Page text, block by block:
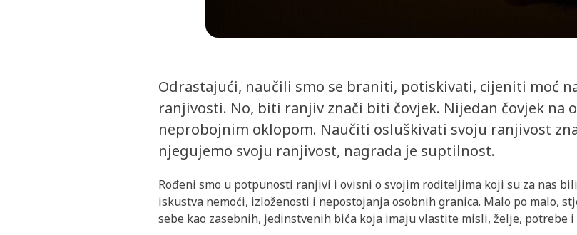
Odrastajući, naučili smo se braniti, potiskivati, cijeniti moć
ranjivosti. No, biti ranjiv znači biti čovjek. Nijedan čovjek na
neprobojnim oklopom. Naučiti osluškivati svoju ranjivost
njegujemo svoju ranjivost, nagrada je suptilnost.
Rođeni smo u potpunosti ranjivi i ovisni o svojim roditeljima koji su za nas
iskustva nemoći, izloženosti i nepostojanja osobnih granica. Malo po malo,
sebe kao zasebnih, jedinstvenih bića koja imaju vlastite misli, želje, potrebe